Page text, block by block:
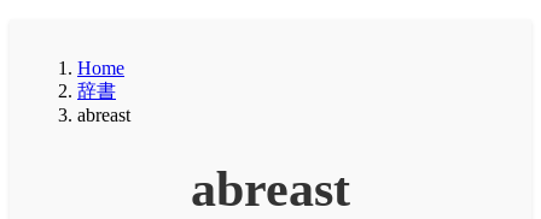
Home
辞書
abreast
abreast